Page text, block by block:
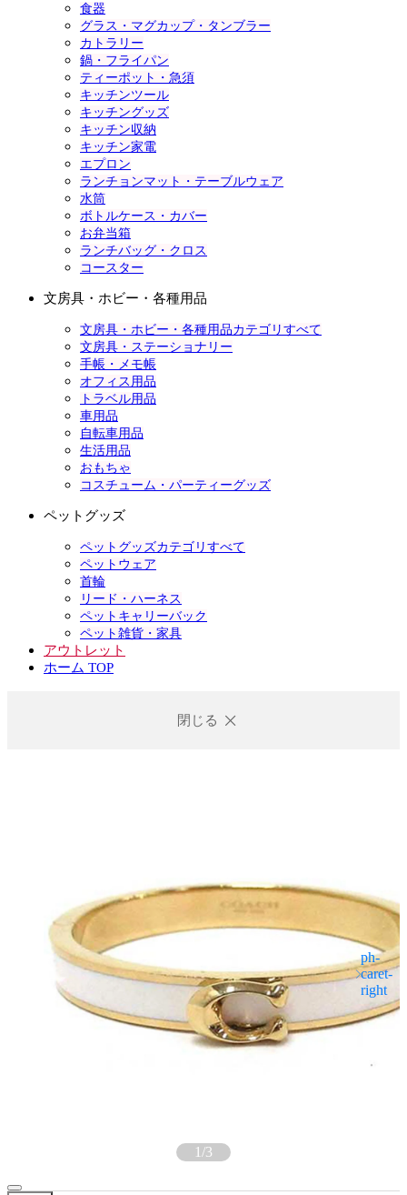
食器
グラス・マグカップ・タンブラー
カトラリー
鍋・フライパン
ティーポット・急須
キッチンツール
キッチングッズ
キッチン収納
キッチン家電
エプロン
ランチョンマット・テーブルウェア
水筒
ボトルケース・カバー
お弁当箱
ランチバッグ・クロス
コースター
文房具・ホビー・各種用品
文房具・ホビー・各種用品カテゴリすべて
文房具・ステーショナリー
手帳・メモ帳
オフィス用品
トラベル用品
車用品
自転車用品
生活用品
おもちゃ
コスチューム・パーティーグッズ
ペットグッズ
ペットグッズカテゴリすべて
ペットウェア
首輪
リード・ハーネス
ペットキャリーバック
ペット雑貨・家具
アウトレット
ホーム TOP
閉じる
1/3